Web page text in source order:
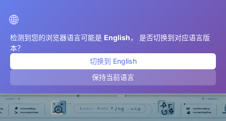
🌐
检测到您的浏览器语言可能是 English， 是否切换到对应语言版
本？
切换到 English
保持当前语言
三月 2024